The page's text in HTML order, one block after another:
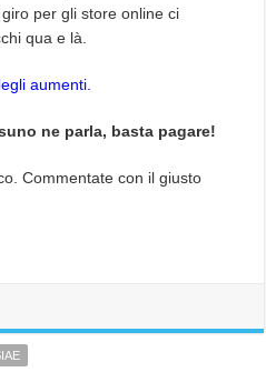
per gli store online ci
qua e là.
aumenti.
ne parla, basta pagare!
Commentate con il giusto